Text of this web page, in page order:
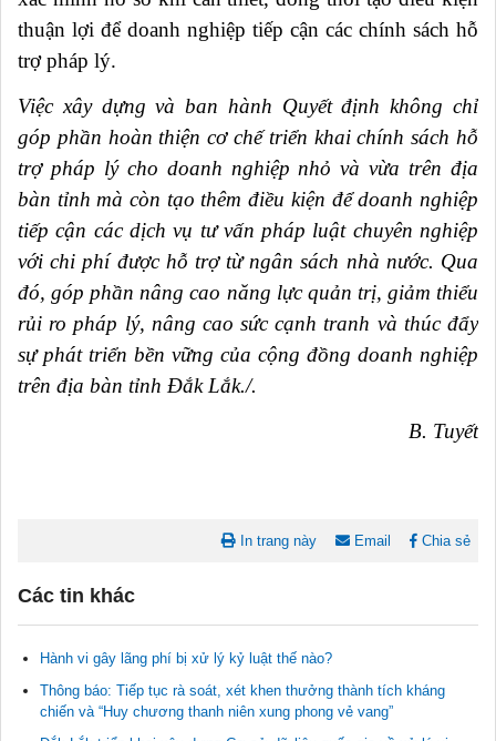
thuận lợi để doanh nghiệp tiếp cận các chính sách hỗ
trợ pháp lý.
Việc xây dựng và ban hành Quyết định không chỉ
góp phần hoàn thiện cơ chế triển khai chính sách hỗ
trợ pháp lý cho doanh nghiệp nhỏ và vừa trên địa
bàn tỉnh mà còn tạo thêm điều kiện để doanh nghiệp
tiếp cận các dịch vụ tư vấn pháp luật chuyên nghiệp
với chi phí được hỗ trợ từ ngân sách nhà nước. Qua
đó, góp phần nâng cao năng lực quản trị, giảm thiểu
rủi ro pháp lý, nâng cao sức cạnh tranh và thúc đẩy
sự phát triển bền vững của cộng đồng doanh nghiệp
trên địa bàn tỉnh Đắk Lắk./.
B. Tuyết
In trang này Email Chia sẻ
Các tin khác
Hành vi gây lãng phí bị xử lý kỷ luật thế nào?
Thông báo: Tiếp tục rà soát, xét khen thưởng thành tích kháng
chiến và “Huy chương thanh niên xung phong vẻ vang”